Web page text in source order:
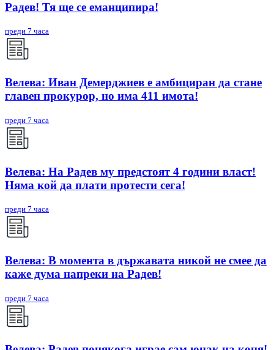
Радев! Тя ще се еманципира!
преди 7 часа
Велева: Иван Демерджиев е амбициран да стане
главен прокурор, но има 411 имота!
преди 7 часа
Велева: На Радев му предстоят 4 години власт!
Няма кой да плати протести сега!
преди 7 часа
Велева: В момента в държавата никой не смее да
каже дума напреки на Радев!
преди 7 часа